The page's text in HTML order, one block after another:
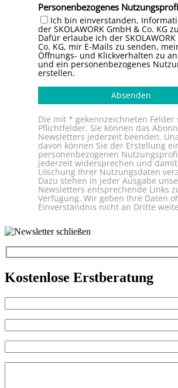
Personenbezogenes
Ich bin einverstanden,
der SKOLAWORK GmbH & Co. KG
Dafür erlaube ich der
Co. KG, mir E-Mails zu senden,
Öffnungs- und Klickverhalten zu
und ein personenbezogenes
erstellen.
Absenden
Die mit * gekennzeichneten Felder
Pflichtfelder. Sie können das
Newsletters jederzeit beenden.
davon können Sie der Erstellung
personenbezogenen
jederzeit widersprechen und
Löschung Ihrer Nutzungsdaten
Dazu stehen in jeder Ausgabe
Newsletters entsprechende Links
Verfügung. Wir geben Ihre Daten
Einverständnis nicht an Dritte
Kostenlose Erstberatung